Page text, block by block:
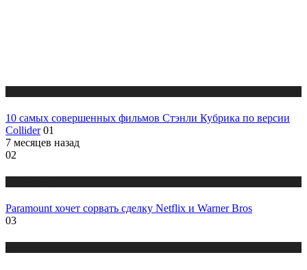
10 самых совершенных фильмов Стэнли Кубрика по версии
Collider 01
7 месяцев назад
02
Paramount хочет сорвать сделку Netflix и Warner Bros
03